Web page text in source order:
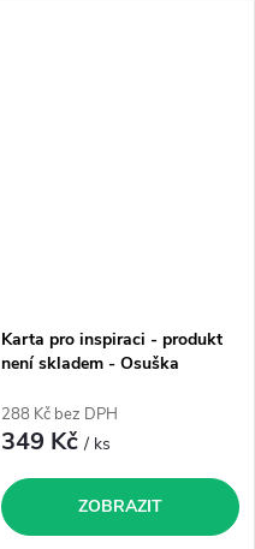
Karta pro inspiraci - produkt
není skladem - Osuška
288 Kč bez DPH
349 Kč/ ks
ZOBRAZIT